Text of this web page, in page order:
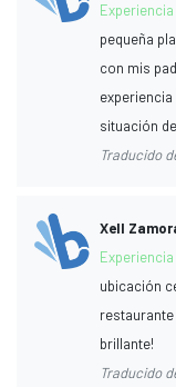
pequeña
con mis
situación
Traducido
Xell
ubicación
brillante!
Traducido